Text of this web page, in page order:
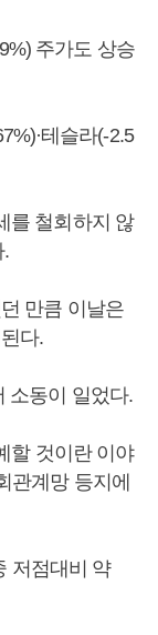
주가도 상승
테슬라(-2.5
를 철회하지 않
.
만큼 이날은
다.
소동이 일었다.
할 것이란 이야
관계망 등지에
저점대비 약